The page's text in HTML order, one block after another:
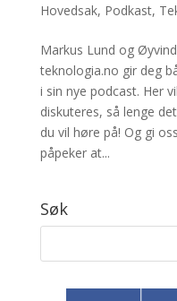
Hovedsak, Podkast,
Markus Lund og
teknologia.no gir deg
i sin nye podcast. Her
diskuteres, så lenge
du vil høre på! Og gi
påpeker at...
Søk